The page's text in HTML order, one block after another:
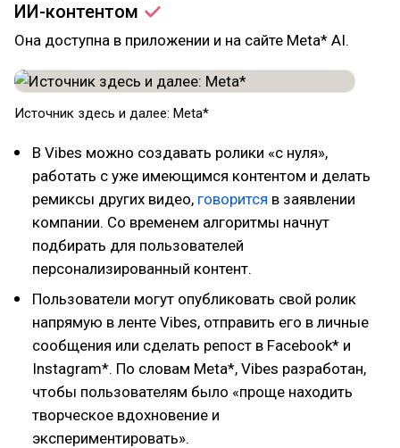
ИИ-контентом
Она доступна в приложении и на сайте Meta* AI.
Источник здесь и далее: Meta*
В Vibes можно создавать ролики «с нуля»,
работать с уже имеющимся контентом и делать
ремиксы других видео, говорится в заявлении
компании. Со временем алгоритмы начнут
подбирать для пользователей
персонализированный контент.
Пользователи могут опубликовать свой ролик
напрямую в ленте Vibes, отправить его в личные
сообщения или сделать репост в Facebook* и
Instagram*. По словам Meta*, Vibes разработан,
чтобы пользователям было «проще находить
творческое вдохновение и
экспериментировать».